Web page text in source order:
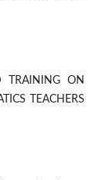
TRAINING ON
TEACHERS